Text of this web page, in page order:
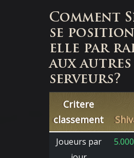
Comment
se
elle par
aux autres
serveurs?
Critere
classement
Joueurs par